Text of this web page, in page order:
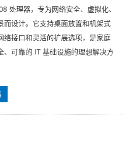
处理器，专为网络安全、虚拟化、
而设计。它支持桌面放置和机架式
络接口和灵活的扩展选项，是家庭
、可靠的 IT 基础设施的理想解决方